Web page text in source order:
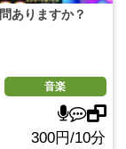
ありますか？
音楽
300円/10分